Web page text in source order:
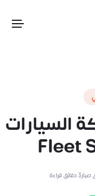
السيارات
Fleet
صبار3دقائق قراءة